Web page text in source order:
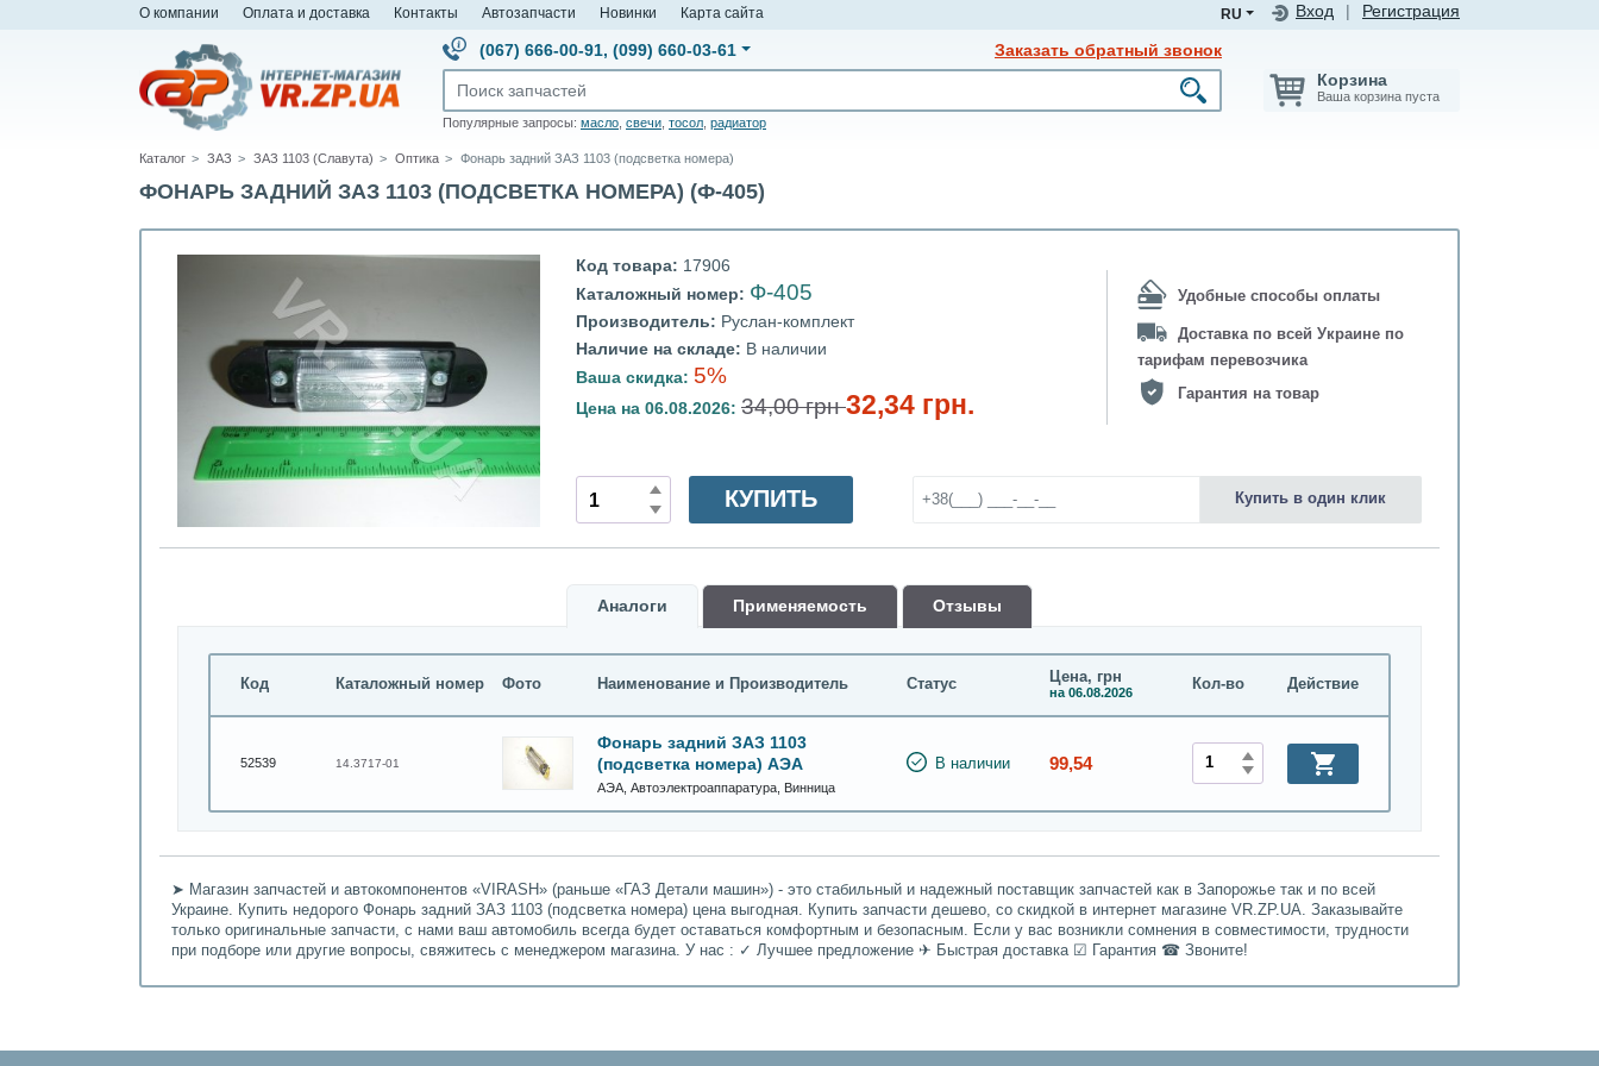
О компании Оплата и доставка Контакты Автозапчасти Новинки Карта сайта Вход Регистрация
RU
(067) 666-00-91, (099) 660-03-61 Заказать обратный звонок
Популярные запросы: масло свечи тосол радиатор
Корзина
Ваша корзина пуста
Каталог ЗАЗ ЗАЗ 1103 (Славута) Оптика Фонарь задний ЗАЗ 1103 (подсветка номера)
ФОНАРЬ ЗАДНИЙ ЗАЗ 1103 (ПОДСВЕТКА НОМЕРА) (Ф-405)
Код товара: 17906
Каталожный номер: Ф-405
Производитель: Руслан-комплект
Наличие на складе: В наличии
Ваша скидка: 5%
Цена на 06.08.2026: 34,00 грн32,34 грн.
Удобные способы оплаты
Доставка по всей Украине по
тарифам перевозчика
Гарантия на товар
КУПИТЬ Купить в один клик
Аналоги Применяемость Oтзывы
Код Каталожный номер Фото Наименование и Производитель Статус Цена, грн
на 06.08.2026 Кол-во Действие
52539 14.3717-01
Фонарь задний ЗАЗ 1103
(подсветка номера) АЭА
АЭА, Автоэлектроаппаратура, Винница
В наличии 99,54
➤ Магазин запчастей и автокомпонентов «VIRASH» (раньше «ГАЗ Детали машин») - это стабильный и надежный поставщик запчастей как в Запорожье так и по всей
Украине. Купить недорого Фонарь задний ЗАЗ 1103 (подсветка номера) цена выгодная. Купить запчасти дешево, со скидкой в интернет магазине VR.ZP.UA. Заказывайте
только оригинальные запчасти, с нами ваш автомобиль всегда будет оставаться комфортным и безопасным. Если у вас возникли сомнения в совместимости, трудности
при подборе или другие вопросы, свяжитесь с менеджером магазина. У нас : ✓ Лучшее предложение ✈ Быстрая доставка ☑ Гарантия ☎ Звоните!